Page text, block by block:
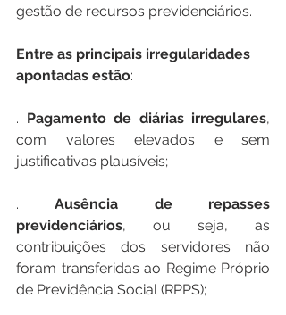
gestão de recursos previdenciários.
Entre as principais irregularidades
apontadas estão:
. Pagamento de diárias irregulares,
com valores elevados e sem
justificativas plausíveis;
. Ausência de
repasses
previdenciários, ou seja, as
contribuições dos servidores não
foram transferidas ao Regime Próprio
de Previdência Social (RPPS);